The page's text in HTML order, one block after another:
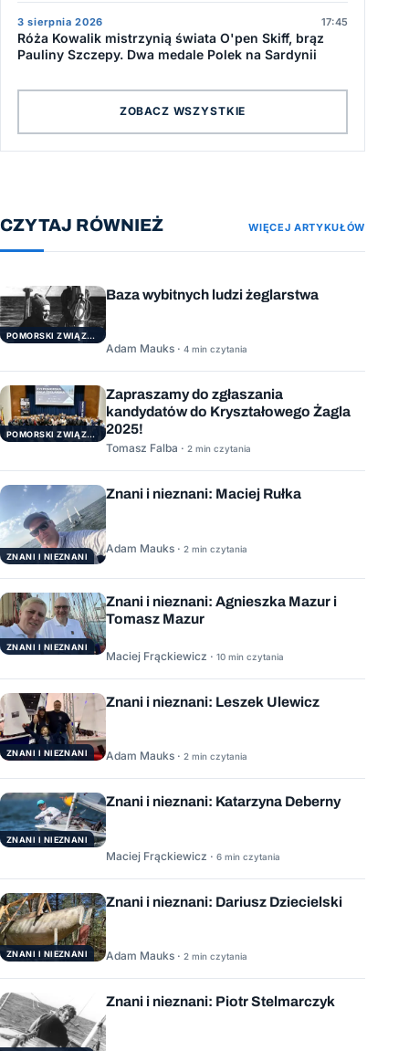
3 sierpnia 2026 17:45
Róża Kowalik mistrzynią świata O'pen Skiff, brąz
Pauliny Szczepy. Dwa medale Polek na Sardynii
ZOBACZ WSZYSTKIE
CZYTAJ RÓWNIEŻ WIĘCEJ ARTYKUŁÓW
POMORSKI ZWIĄZEK ŻEGLARSKI
Baza wybitnych ludzi żeglarstwa
Adam Mauks · 4 min czytania
POMORSKI ZWIĄZEK ŻEGLARSKI
Zapraszamy do zgłaszania
kandydatów do Kryształowego Żagla
2025!
Tomasz Falba · 2 min czytania
ZNANI I NIEZNANI
Znani i nieznani: Maciej Rułka
Adam Mauks · 2 min czytania
ZNANI I NIEZNANI
Znani i nieznani: Agnieszka Mazur i
Tomasz Mazur
Maciej Frąckiewicz · 10 min czytania
ZNANI I NIEZNANI
Znani i nieznani: Leszek Ulewicz
Adam Mauks · 2 min czytania
ZNANI I NIEZNANI
Znani i nieznani: Katarzyna Deberny
Maciej Frąckiewicz · 6 min czytania
ZNANI I NIEZNANI
Znani i nieznani: Dariusz Dziecielski
Adam Mauks · 2 min czytania
Znani i nieznani: Piotr Stelmarczyk